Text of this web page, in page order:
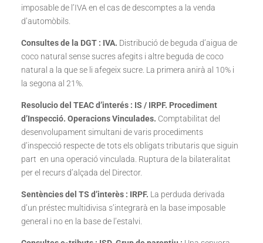
imposable de l’IVA en el cas de descomptes a la venda
d’automòbils.
Consultes de la DGT : IVA. Distribució de beguda d’aigua de
coco natural sense sucres afegits i altre beguda de coco
natural a la que se li afegeix sucre. La primera anirà al 10% i
la segona al 21%.
Resolucio del TEAC d’interés : IS / IRPF. Procediment
d’Inspecció. Operacions Vinculades. Comptabilitat del
desenvolupament simultani de varis procediments
d’inspecció respecte de tots els obligats tributaris que siguin
part en una operació vinculada. Ruptura de la bilateralitat
per el recurs d’alçada del Director.
Sentències del TS d’interès : IRPF. La perduda derivada
d’un préstec multidivisa s’integrarà en la base imposable
general i no en la base de l’estalvi.